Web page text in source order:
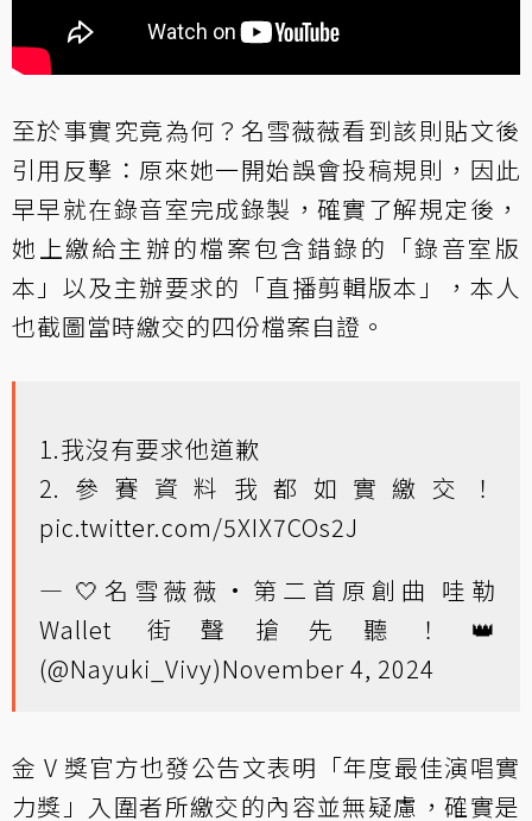
至於事實究竟為何？名雪薇薇看到該則貼文後
引用反擊：原來她一開始誤會投稿規則，因此
早早就在錄音室完成錄製，確實了解規定後，
她上繳給主辦的檔案包含錯錄的「錄音室版
本」以及主辦要求的「直播剪輯版本」，本人
也截圖當時繳交的四份檔案自證。
1.我沒有要求他道歉
2.參賽資料我都如實繳交！
pic.twitter.com/5XIX7COs2J
— 🤍名雪薇薇•第二首原創曲 哇勒
Wallet 街聲搶先聽！👑
(@Nayuki_Vivy)November 4, 2024
金 V 獎官方也發公告文表明「年度最佳演唱實
力獎」入圍者所繳交的內容並無疑慮，確實是